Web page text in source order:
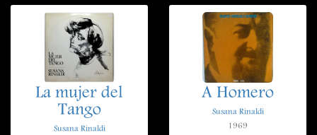
La mujer del
Tango
Susana Rinaldi
A Homero
Susana Rinaldi
1969